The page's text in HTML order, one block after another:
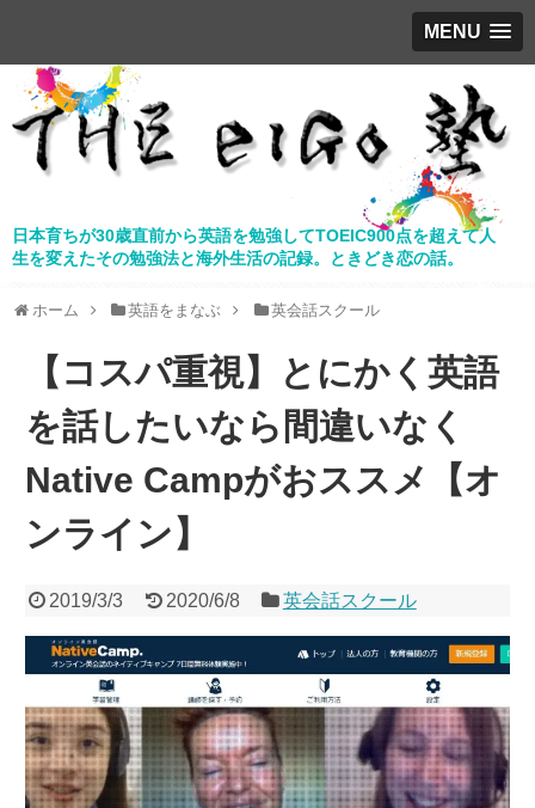
MENU
日本育ちが30歳直前から英語を勉強してTOEIC900点を超えて人
生を変えたその勉強法と海外生活の記録。ときどき恋の話。
ホーム 英語をまなぶ 英会話スクール
【コスパ重視】とにかく英語
を話したいなら間違いなく
Native Campがおススメ【オ
ンライン】
2019/3/3 2020/6/8 英会話スクール